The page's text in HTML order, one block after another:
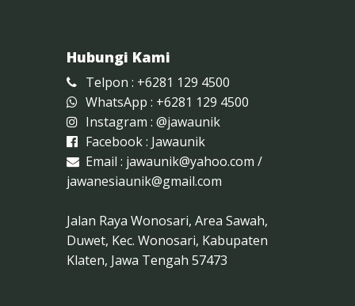
Hubungi Kami
Telpon : +6281 129 4500
WhatsApp : +6281 129 4500
Instagram : @jawaunik
Facebook : Jawaunik
Email : jawaunik@yahoo.com /
jawanesiaunik@gmail.com
Jalan Raya Wonosari, Area Sawah,
Duwet, Kec. Wonosari, Kabupaten
Klaten, Jawa Tengah 57473